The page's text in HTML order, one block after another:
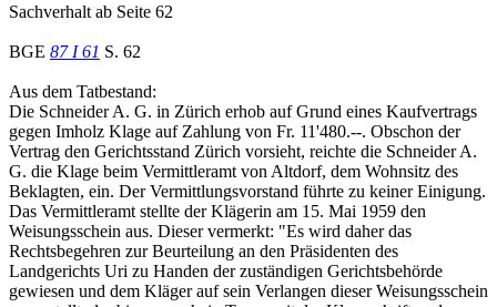
Sachverhalt ab Seite 62
BGE 87 I 61 S. 62
Aus dem Tatbestand:
Die Schneider A. G. in Zürich erhob auf Grund eines Kaufvertrags
gegen Imholz Klage auf Zahlung von Fr. 11'480.--. Obschon der
Vertrag den Gerichtsstand Zürich vorsieht, reichte die Schneider A.
G. die Klage beim Vermittleramt von Altdorf, dem Wohnsitz des
Beklagten, ein. Der Vermittlungsvorstand führte zu keiner Einigung.
Das Vermittleramt stellte der Klägerin am 15. Mai 1959 den
Weisungsschein aus. Dieser vermerkt: "Es wird daher das
Rechtsbegehren zur Beurteilung an den Präsidenten des
Landgerichts Uri zu Handen der zuständigen Gerichtsbehörde
gewiesen und dem Kläger auf sein Verlangen dieser Weisungsschein